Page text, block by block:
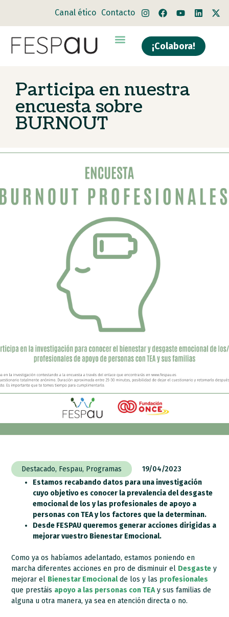
Canal ético Contacto
¡Colabora!
Participa en nuestra
encuesta sobre
BURNOUT
Destacado, Fespau, Programas
19/04/2023
Estamos recabando datos para una investigación
cuyo objetivo es conocer la prevalencia del desgaste
emocional de los y las profesionales de apoyo a
personas con TEA y los factores que la determinan.
Desde FESPAU queremos generar acciones dirigidas a
mejorar vuestro Bienestar Emocional.
Como ya os habíamos adelantado, estamos poniendo en
marcha diferentes acciones en pro de disminuir el Desgaste y
mejorar el Bienestar Emocionalde los y las profesionales
que prestáis apoyo a las personas con TEAy sus familias de
alguna u otra manera, ya sea en atención directa o no.